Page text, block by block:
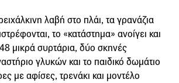
λαβή στο πλάι, τα γρανάζια
το «κατάστημα» ανοίγει και
μικρά συρτάρια, δύο σκηνές
γλυκών και το παιδικό δωμάτιο
με αφίσες, τρενάκι και μοντέλο